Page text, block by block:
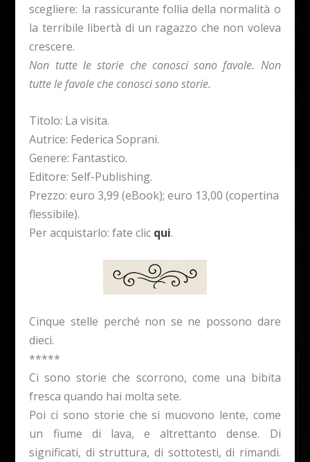
scegliere: la rassicurante follia della normalità o
la terribile libertà di un ragazzo che non voleva
crescere.
Non tutte le storie che conosci sono favole. Non
tutte le favole che conosci sono storie.
Titolo: La visita.
Autrice: Federica Soprani.
Genere: Fantastico.
Editore: Self-Publishing.
Prezzo: euro 3,99 (eBook); euro 13,00 (copertina
flessibile).
Per acquistarlo: fate clic qui.
Cinque stelle perché non se ne possono dare
dieci.
*****
Ci sono storie che scorrono, come una bibita
fresca quando hai molta sete.
Poi ci sono storie che si muovono lente, come
un fiume di lava, e altrettanto dense. Di
significati, di struttura, di sottotesti, di rimandi.